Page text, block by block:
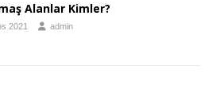
Alanlar Kimler?
2021 admin